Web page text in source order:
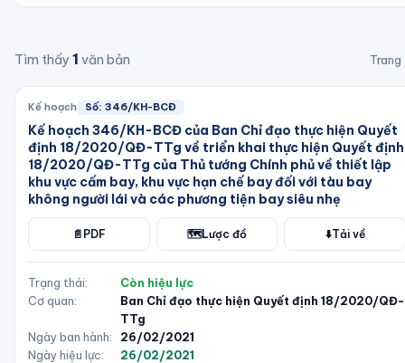
Tìm thấy 1 văn bản Trang
Kế hoạch Số: 346/KH-BCĐ
Kế hoạch 346/KH-BCĐ của Ban Chỉ đạo thực hiện Quyết
định 18/2020/QĐ-TTg về triển khai thực hiện Quyết định
18/2020/QĐ-TTg của Thủ tướng Chính phủ về thiết lập
khu vực cấm bay, khu vực hạn chế bay đối với tàu bay
không người lái và các phương tiện bay siêu nhẹ
📄 PDF 🗺️Lược đồ ⬇️Tải về
Trạng thái:
Còn hiệu lực
Cơ quan:
Ban Chỉ đạo thực hiện Quyết định 18/2020/QĐ-
TTg
Ngày ban hành:
26/02/2021
Ngày hiệu lực:
26/02/2021